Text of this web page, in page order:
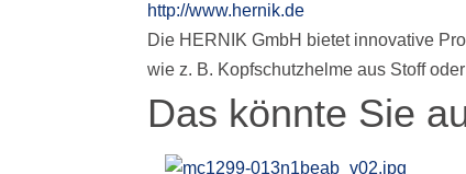
http://www.hernik.de
Die HERNIK GmbH bietet innovative
wie z. B. Kopfschutzhelme aus Stoff
Das könnte Sie